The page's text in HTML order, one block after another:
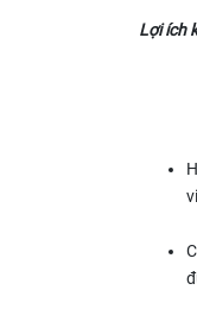
Lợi ích